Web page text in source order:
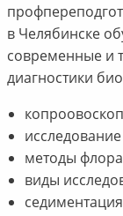
в Челябинске
современные и
диагностики
методы
виды